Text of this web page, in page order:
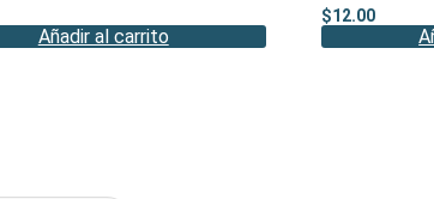
Añadir al carrito
$12.00